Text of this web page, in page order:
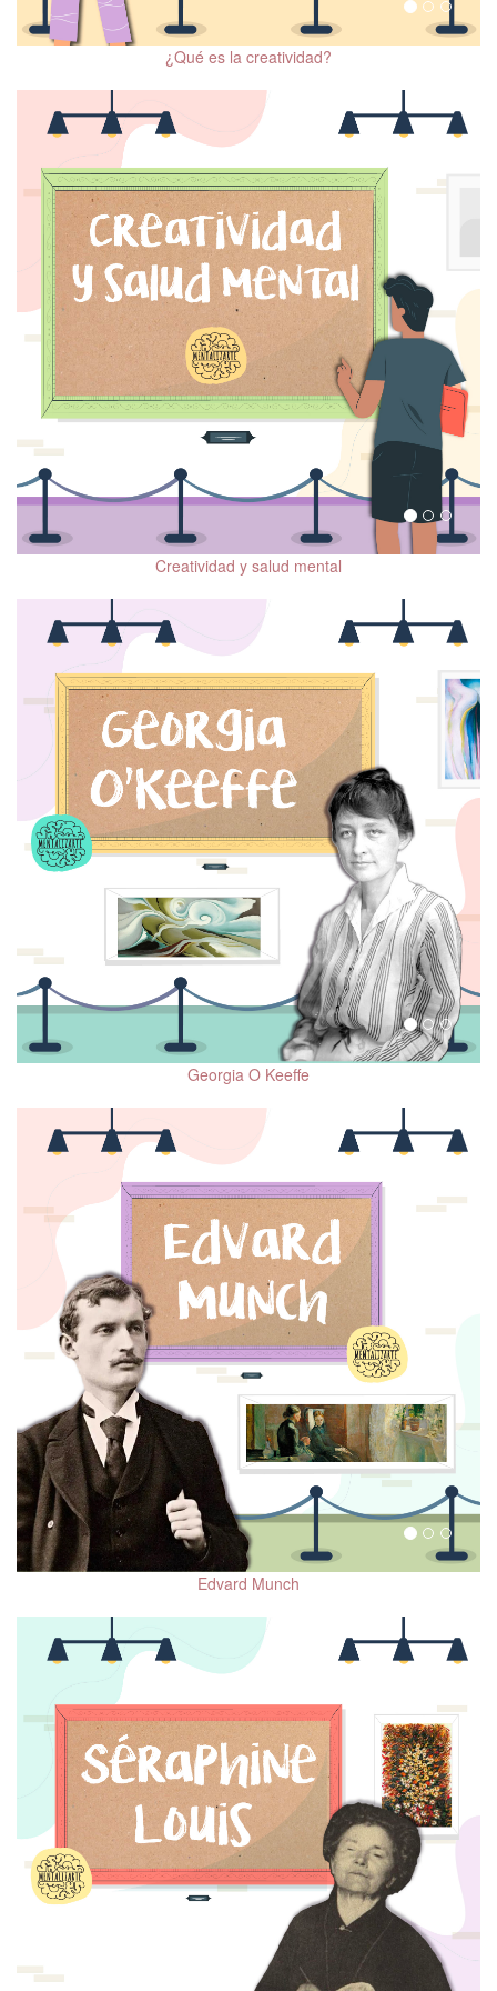
Salud mental y VIH
Sexualidad y salud
mental
Salud mental y
climaterio
Salud mental en la
persona mayor
Trastornos del
neurodesarrollo en la
infancia y la edad adulta
Salud mental en
adolescentes
Cine y salud mental
Mindfulness
neurodesarrollo
Salud mental en
población migrante
Beneficios de las
mascotas en la salud
mental
Salud mental de la
mujer
Salud Mental Perinatal
Diversidad sexual y
salud mental
Memoria, deterioro
cognitivo y demencias
Trastorno Obsesivo
Compulsivo (TOC)
Adaptación al
confinamiento por COVID-
Distorsiones cognitivas
El 10 de cada mes.
Hablemos de Salud
Mental
Mitos y realidades de la
psiquiatría
Salud mental en niñas,
niños y adolescentes
Tipos de Psicoterapia
Mecanismos de
Ayer y hoy de la
Salud mental en
hombres
Mentalizarte in English
Salud Mental después
del COVID-19
¿Qué es la creatividad?
Creatividad y salud mental
Georgia O Keeffe
Edvard Munch